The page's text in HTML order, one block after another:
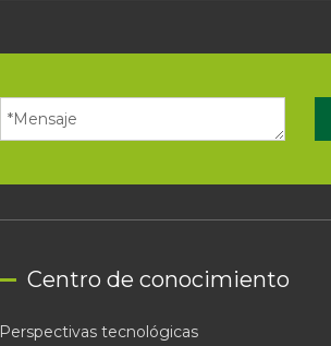
Centro de conocimiento
Perspectivas tecnológicas